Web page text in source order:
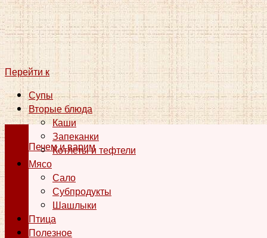
Печем и варим
Перейти к
Супы
Вторые блюда
Каши
Запеканки
Котлеты и тефтели
Мясо
Сало
Субпродукты
Шашлыки
Птица
Полезное